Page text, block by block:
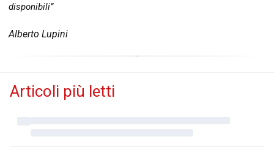
disponibili”
Alberto Lupini
Articoli più letti